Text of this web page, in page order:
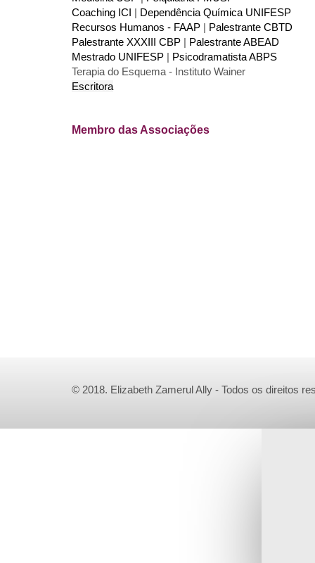
Coaching ICI | Dependência Química UNIFESP
Recursos Humanos - FAAP | Palestrante CBTD
Palestrante XXXIII CBP | Palestrante ABEAD
Mestrado UNIFESP | Psicodramatista ABPS
Terapia do Esquema - Instituto Wainer
Escritora
Membro das Associações
© 2018. Elizabeth Zamerul Ally - Todos os direitos